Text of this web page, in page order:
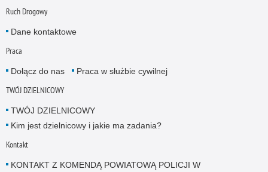
Ruch Drogowy
Dane kontaktowe
Praca
Dołącz do nas Praca w służbie cywilnej
TWÓJ DZIELNICOWY
TWÓJ DZIELNICOWY
Kim jest dzielnicowy i jakie ma zadania?
Kontakt
KONTAKT Z KOMENDĄ POWIATOWĄ POLICJI W